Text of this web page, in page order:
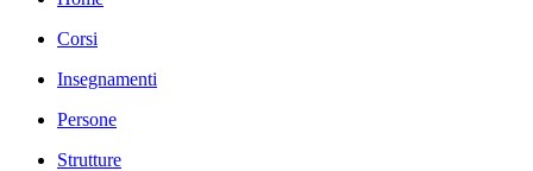
Corsi
Insegnamenti
Persone
Strutture